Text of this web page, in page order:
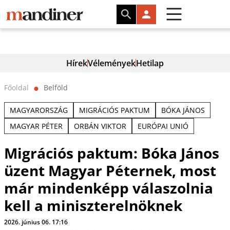
HírekVéleményekHetilap
Főoldal ⬤ Belföld
MAGYARORSZÁG MIGRÁCIÓS PAKTUM
BÓKA JÁNOS
MAGYAR PÉTER
ORBÁN VIKTOR EURÓPAI UNIÓ
Migrációs paktum: Bóka János
üzent Magyar Péternek, most
már mindenképp válaszolnia
kell a miniszterelnöknek
2026. június 06. 17:16